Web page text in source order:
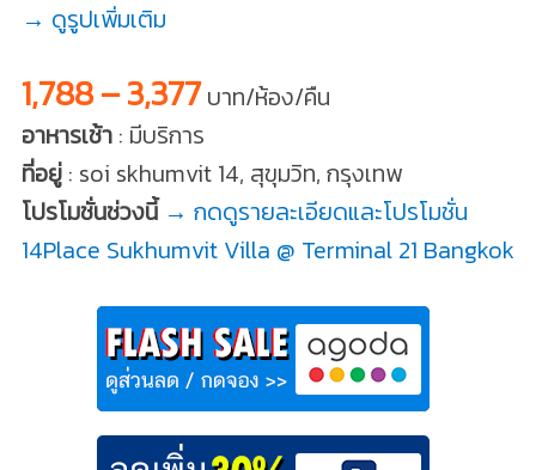
→ ดูรูปเพิ่มเติม
1,788 – 3,377บาท/ห้อง/คืน
อาหารเช้า: มีบริการ
ที่อยู่: soi skhumvit 14, สุขุมวิท, กรุงเทพ
โปรโมชั่นช่วงนี้ → กดดูรายละเอียดและโปรโมชั่น
14Place Sukhumvit Villa @ Terminal 21 Bangkok